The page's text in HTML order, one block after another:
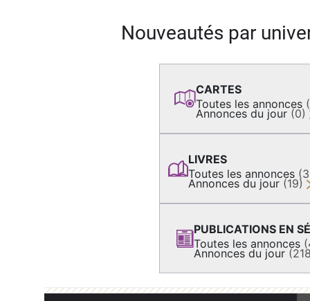
Nouveautés par
CARTES
Toutes les annonces
Annonces du jour (0)
LIVRES
Toutes les annonces
Annonces du jour (19)
PUBLICATIONS EN
Toutes les annonces
Annonces du jour